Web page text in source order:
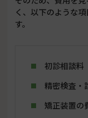
く、以下のような
す。
初診相談料
精密検査・
矯正装置の